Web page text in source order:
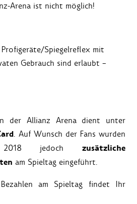
Arena ist nicht möglich!
Spiegelreflex mit
Gebrauch sind erlaubt –
der Allianz Arena dient unter
. Auf Wunsch der Fans wurden
2018 jedoch zusätzliche
am Spieltag eingeführt.
am Spieltag findet Ihr